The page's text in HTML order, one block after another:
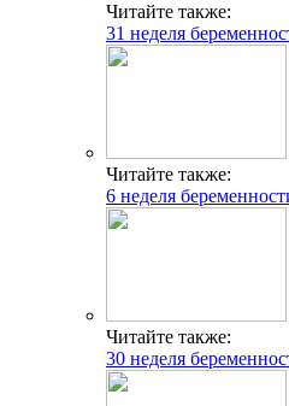
Читайте также:
31 неделя
Читайте также:
6 неделя
Читайте также:
30 неделя